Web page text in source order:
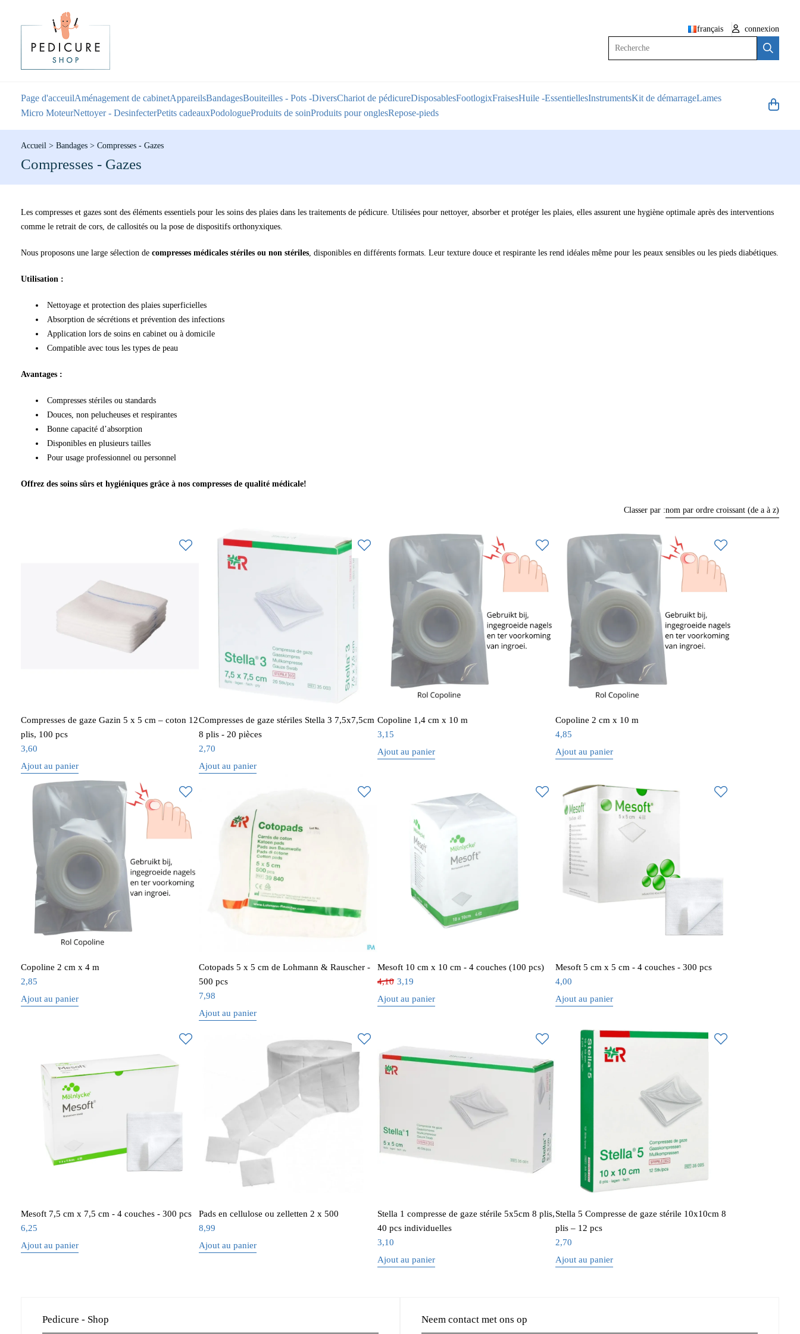
français
connexion
Page d'acceuilAménagement de cabinetAppareilsBandagesBouiteilles - Pots -DiversChariot de pédicureDisposablesFootlogixFraisesHuile -EssentiellesInstrumentsKit de démarrageLames
Micro MoteurNettoyer - DesinfecterPetits cadeauxPodologueProduits de soinProduits pour onglesRepose-pieds
Accueil > Bandages > Compresses - Gazes
Compresses - Gazes
Les compresses et gazes sont des éléments essentiels pour les soins des plaies dans les traitements de pédicure. Utilisées pour nettoyer, absorber et protéger les plaies, elles assurent une hygiène optimale après des interventions
comme le retrait de cors, de callosités ou la pose de dispositifs orthonyxiques.
Nous proposons une large sélection de compresses médicales stériles ou non stériles, disponibles en différents formats. Leur texture douce et respirante les rend idéales même pour les peaux sensibles ou les pieds diabétiques.
Utilisation :
Nettoyage et protection des plaies superficielles
Absorption de sécrétions et prévention des infections
Application lors de soins en cabinet ou à domicile
Compatible avec tous les types de peau
Avantages :
Compresses stériles ou standards
Douces, non pelucheuses et respirantes
Bonne capacité d’absorption
Disponibles en plusieurs tailles
Pour usage professionnel ou personnel
Offrez des soins sûrs et hygiéniques grâce à nos compresses de qualité médicale!
Classer par :nom par ordre croissant (de a à z)
Compresses de gaze Gazin 5 x 5 cm – coton 12
plis, 100 pcs
3,60
Ajout au panier
Compresses de gaze stériles Stella 3 7,5x7,5cm
8 plis - 20 pièces
2,70
Ajout au panier
Copoline 1,4 cm x 10 m
3,15
Ajout au panier
Copoline 2 cm x 10 m
4,85
Ajout au panier
Copoline 2 cm x 4 m
2,85
Ajout au panier
Cotopads 5 x 5 cm de Lohmann & Rauscher -
500 pcs
7,98
Ajout au panier
Mesoft 10 cm x 10 cm - 4 couches (100 pcs)
4,10 3,19
Ajout au panier
Mesoft 5 cm x 5 cm - 4 couches - 300 pcs
4,00
Ajout au panier
Mesoft 7,5 cm x 7,5 cm - 4 couches - 300 pcs
6,25
Ajout au panier
Pads en cellulose ou zelletten 2 x 500
8,99
Ajout au panier
Stella 1 compresse de gaze stérile 5x5cm 8 plis,
40 pcs individuelles
3,10
Ajout au panier
Stella 5 Compresse de gaze stérile 10x10cm 8
plis – 12 pcs
2,70
Ajout au panier
Pedicure - Shop Neem contact met ons op